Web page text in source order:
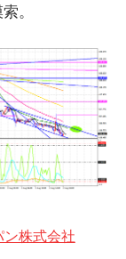
。
株式会社